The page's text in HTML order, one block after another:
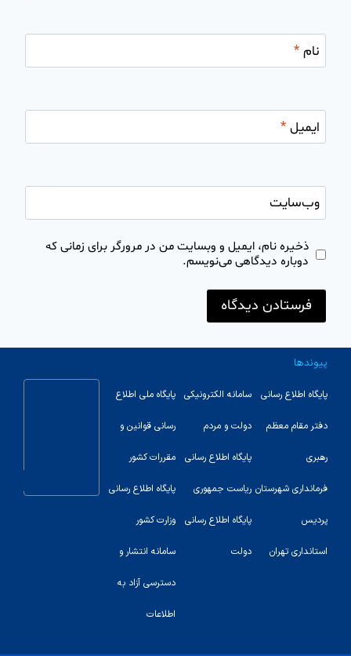
نام*
ایمیل*
وب‌سایت
ذخیره نام، ایمیل و وبسایت من در مرورگر برای زمانی که
دوباره دیدگاهی می‌نویسم.
پیوندها
پایگاه اطلاع رسانی
دفتر مقام معظم
رهبری
فرمانداری شهرستان
پردیس
استانداری تهران
سامانه الکترونیکی
دولت و مردم
پایگاه اطلاع رسانی
ریاست جمهوری
پایگاه اطلاع رسانی
دولت
پایگاه ملی اطلاع
رسانی قوانین و
مقررات کشور
پایگاه اطلاع رسانی
وزارت کشور
سامانه انتشار و
دسترسی آزاد به
اطلاعات